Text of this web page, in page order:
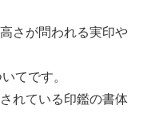
さが問われる実印や
てです。
れている印鑑の書体